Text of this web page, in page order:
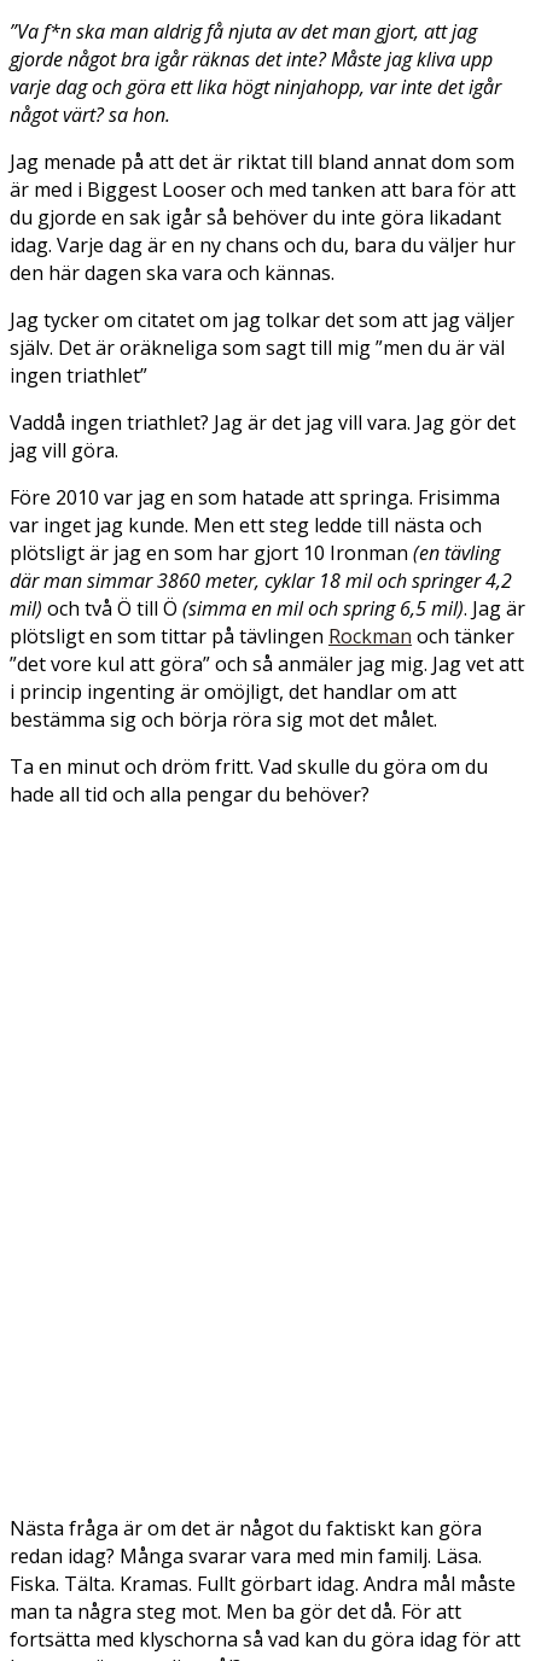
”Va f*n ska man aldrig få njuta av det man gjort, att jag
gjorde något bra igår räknas det inte? Måste jag kliva upp
varje dag och göra ett lika högt ninjahopp, var inte det igår
något värt? sa hon.
Jag menade på att det är riktat till bland annat dom som
är med i Biggest Looser och med tanken att bara för att
du gjorde en sak igår så behöver du inte göra likadant
idag. Varje dag är en ny chans och du, bara du väljer hur
den här dagen ska vara och kännas.
Jag tycker om citatet om jag tolkar det som att jag väljer
själv. Det är oräkneliga som sagt till mig ”men du är väl
ingen triathlet”
Vaddå ingen triathlet? Jag är det jag vill vara. Jag gör det
jag vill göra.
Före 2010 var jag en som hatade att springa. Frisimma
var inget jag kunde. Men ett steg ledde till nästa och
plötsligt är jag en som har gjort 10 Ironman (en tävling
där man simmar 3860 meter, cyklar 18 mil och springer 4,2
mil) och två Ö till Ö (simma en mil och spring 6,5 mil). Jag är
plötsligt en som tittar på tävlingen Rockman och tänker
”det vore kul att göra” och så anmäler jag mig. Jag vet att
i princip ingenting är omöjligt, det handlar om att
bestämma sig och börja röra sig mot det målet.
Ta en minut och dröm fritt. Vad skulle du göra om du
hade all tid och alla pengar du behöver?
Nästa fråga är om det är något du faktiskt kan göra
redan idag? Många svarar vara med min familj. Läsa.
Fiska. Tälta. Kramas. Fullt görbart idag. Andra mål måste
man ta några steg mot. Men ba gör det då. För att
fortsätta med klyschorna så vad kan du göra idag för att